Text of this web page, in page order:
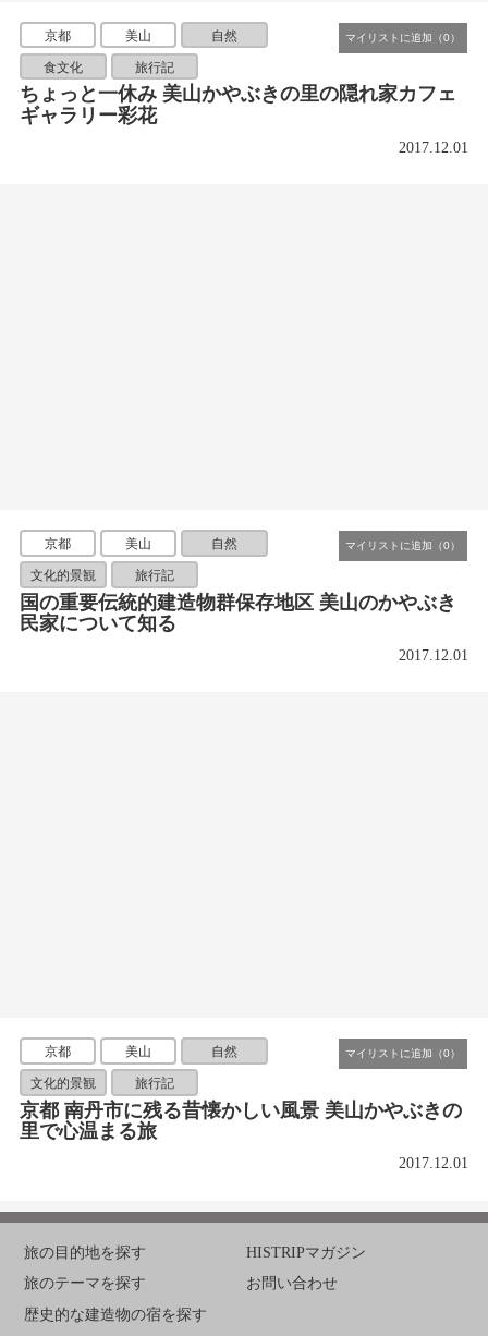
京都 美山 自然
食文化 旅行記
ちょっと一休み 美山かやぶきの里の隠れ家カフェ
ギャラリー彩花
2017.12.01
京都 美山 自然
文化的景観 旅行記
国の重要伝統的建造物群保存地区 美山のかやぶき
民家について知る
2017.12.01
京都 美山 自然
文化的景観 旅行記
京都 南丹市に残る昔懐かしい風景 美山かやぶきの
里で心温まる旅
2017.12.01
旅の目的地を探す
旅のテーマを探す
歴史的な建造物の宿を探す
HISTRIPマガジン
お問い合わせ